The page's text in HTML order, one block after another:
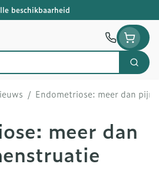
beschikbaarheid
Zoek
/ Endometriose: meer dan
meer dan